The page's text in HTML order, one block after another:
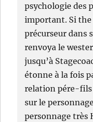
psychologie des
important. Si the
précurseur dans
renvoya le
jusqu’à
étonne à la fois
relation pére-fils
sur le
personnage très